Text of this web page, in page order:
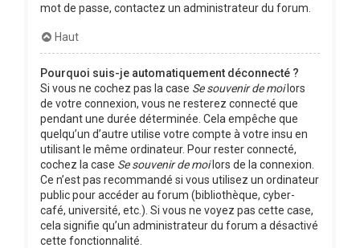
mot de passe, contactez un administrateur du forum.
Haut
Pourquoi suis-je automatiquement déconnecté ?
Si vous ne cochez pas la case Se souvenir de moilors
de votre connexion, vous ne resterez connecté que
pendant une durée déterminée. Cela empêche que
quelqu’un d’autre utilise votre compte à votre insu en
utilisant le même ordinateur. Pour rester connecté,
cochez la case Se souvenir de moilors de la connexion.
Ce n’est pas recommandé si vous utilisez un ordinateur
public pour accéder au forum (bibliothèque, cyber-
café, université, etc.). Si vous ne voyez pas cette case,
cela signifie qu’un administrateur du forum a désactivé
cette fonctionnalité.